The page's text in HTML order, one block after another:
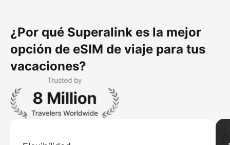
¿Por qué Superalink es la mejor
opción de eSIM de viaje para tus
vacaciones?